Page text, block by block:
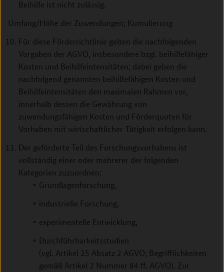
Beihilfe ist nicht zulässig.
Umfang/Höhe der Zuwendungen; Kumulierung
Für diese Förderrichtlinie gelten die nachfolgenden
Vorgaben der AGVO, insbesondere bzgl. beihilfefähiger
Kosten und Beihilfeintensitäten; dabei geben die
nachfolgend genannten beihilfefähigen Kosten und
Beihilfeintensitäten den maximalen Rahmen vor,
innerhalb dessen die Gewährung von
zuwendungsfähigen Kosten und Förderquoten für
Vorhaben mit wirtschaftlicher Tätigkeit erfolgen kann.
Der geförderte Teil des Forschungsvorhabens ist
vollständig einer oder mehrerer der folgenden
Kategorien zuzuordnen:
Grundlagenforschung,
industrielle Forschung,
experimentelle Entwicklung,
Durchführbarkeitsstudien
(vgl. Artikel 25 Absatz 2 AGVO; Begrifflichkeiten
gemäß Artikel 2 Nummer 84 ff. AGVO). Zur